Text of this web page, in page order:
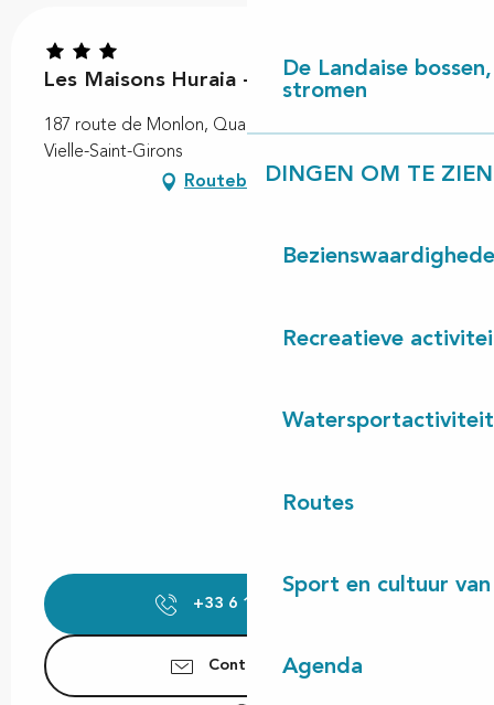
De Landaise
stromen
DINGEN OM TE
Recreatieve
Routes
Sport en cultuur
Agenda
Les Maisons Huraia - La Landaise
187 route de Monlon, Quartier de Monlon, 40560
Vielle-Saint-Girons
Routebeschrijving
+33 6 15 29 39
Contacteer ons